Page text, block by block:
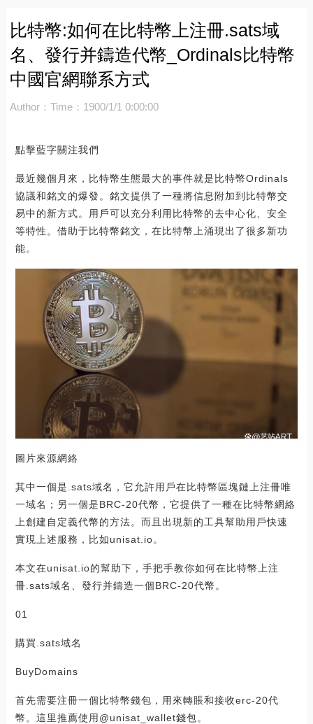
比特幣:如何在比特幣上注冊.sats域
名、發行并鑄造代幣_Ordinals比特幣
中國官網聯系方式
Author： Time：1900/1/1 0:00:00
點擊藍字關注我們
最近幾個月來，比特幣生態最大的事件就是比特幣Ordinals
協議和銘文的爆發。銘文提供了一種將信息附加到比特幣交
易中的新方式。用戶可以充分利用比特幣的去中心化、安全
等特性。借助于比特幣銘文，在比特幣上涌現出了很多新功
能。
圖片來源網絡
其中一個是.sats域名，它允許用戶在比特幣區塊鏈上注冊唯
一域名；另一個是BRC-20代幣，它提供了一種在比特幣網絡
上創建自定義代幣的方法。而且出現新的工具幫助用戶快速
實現上述服務，比如unisat.io。
本文在unisat.io的幫助下，手把手教你如何在比特幣上注
冊.sats域名、發行并鑄造一個BRC-20代幣。
01
購買.sats域名
BuyDomains
首先需要注冊一個比特幣錢包，用來轉賬和接收erc-20代
幣。這里推薦使用@unisat_wallet錢包。